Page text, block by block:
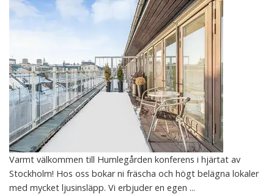
Varmt välkommen till Humlegården konferens i hjärtat av
Stockholm! Hos oss bokar ni fräscha och högt belägna lokaler
med mycket ljusinsläpp. Vi erbjuder en egen ...